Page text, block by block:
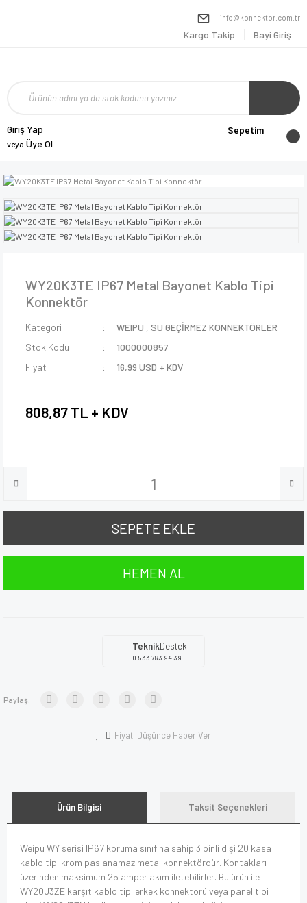
info@konnektor.com.tr
Kargo Takip Bayi Giriş
Giriş Yap
veya Üye Ol
Sepetim
WY20K3TE IP67 Metal Bayonet Kablo Tipi
Konnektör
Kategori WEIPU ,SU GEÇİRMEZ KONNEKTÖRLER
Stok Kodu
1000000857
Fiyat
16,99 USD + KDV
808,87 TL + KDV
SEPETE EKLE
HEMEN AL
TeknikDestek
0 533 783 94 39
Paylaş:
Fiyatı Düşünce Haber Ver
Ürün Bilgisi Taksit Seçenekleri
Weipu WY serisi IP67 koruma sınıfına sahip 3 pinli dişi 20 kasa
kablo tipi krom paslanamaz metal konnektördür. Kontakları
üzerinden maksimum 25 amper akım iletebilirler. Bu ürün ile
WY20J3ZE karşıt kablo tipi erkek konnektörü veya panel tipi